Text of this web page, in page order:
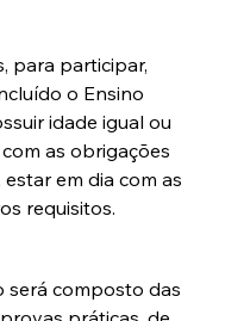
para participar,
o Ensino
idade igual ou
as obrigações
em dia com as
requisitos.
será composto das